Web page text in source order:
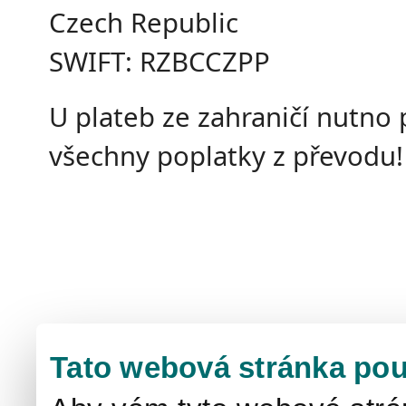
Tato webová stránka
Czech Republic
SWIFT: RZBCCZPP
U plateb ze zahraničí nutno
všechny poplatky z převodu!